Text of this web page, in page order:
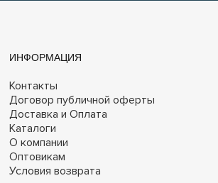
ИНФОРМАЦИЯ
Контакты
Договор публичной оферты
Доставка и Оплата
Каталоги
О компании
Оптовикам
Условия возврата